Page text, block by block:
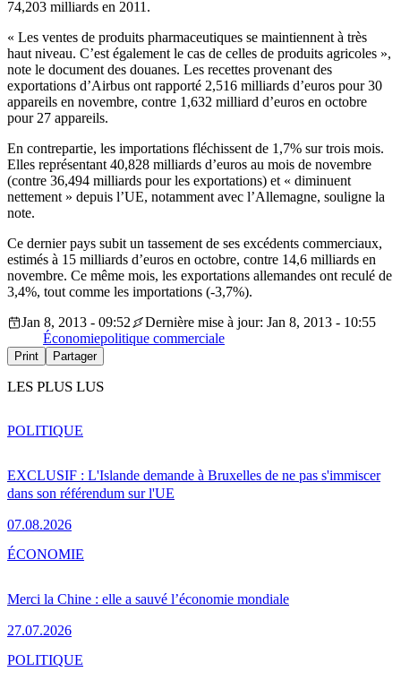
74,203 milliards en 2011.
« Les ventes de produits pharmaceutiques se maintiennent à très
haut niveau. C’est également le cas de celles de produits agricoles »,
note le document des douanes. Les recettes provenant des
exportations d’Airbus ont rapporté 2,516 milliards d’euros pour 30
appareils en novembre, contre 1,632 milliard d’euros en octobre
pour 27 appareils.
En contrepartie, les importations fléchissent de 1,7% sur trois mois.
Elles représentant 40,828 milliards d’euros au mois de novembre
(contre 36,494 milliards pour les exportations) et « diminuent
nettement » depuis l’UE, notamment avec l’Allemagne, souligne la
note.
Ce dernier pays subit un tassement de ses excédents commerciaux,
estimés à 15 milliards d’euros en octobre, contre 14,6 milliards en
novembre. Ce même mois, les exportations allemandes ont reculé de
3,4%, tout comme les importations (-3,7%).
Jan 8, 2013 - 09:52
Dernière mise à jour: Jan 8, 2013 - 10:55
Économiepolitique commerciale
Print Partager
LES PLUS LUS
EXCLUSIF : L'Islande demande à Bruxelles de ne pas s'immiscer
dans son référendum sur l'UE
07.08.2026
POLITIQUE
Merci la Chine : elle a sauvé l’économie mondiale
27.07.2026
ÉCONOMIE
POLITIQUE